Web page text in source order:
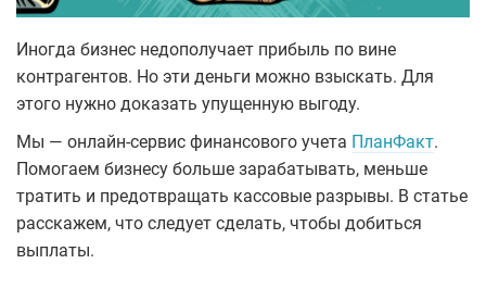
Иногда бизнес недополучает прибыль по вине
контрагентов. Но эти деньги можно взыскать. Для
этого нужно доказать упущенную выгоду.
Мы — онлайн-сервис финансового учета ПланФакт.
Помогаем бизнесу больше зарабатывать, меньше
тратить и предотвращать кассовые разрывы. В статье
расскажем, что следует сделать, чтобы добиться
выплаты.